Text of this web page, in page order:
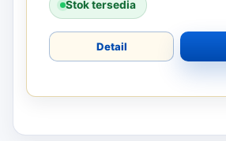
Stok tersedia
Detail